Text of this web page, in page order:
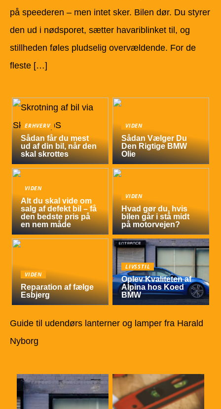
på speederen – men intet sker. Bilen dør. Du styrer
den ud i nødsporet, sætter havariblinket til, og
stillheden føles pludselig overvældende. For de
fleste […]
ERHVERV
Sådan får du mest
ud af din bil, når den
skal skrottes
VIDEN
Sådan Vælger Du
Den Rigtige BMW
Olie
VIDEN
Alt du skal vide om
salg af defekt bil – få
den bedste pris på
en nem måde
VIDEN
Hvad gør du, hvis
bilen går i stå midt
på motorvejen?
VIDEN
Reparation af fælge
Esbjerg
LIVSSTIL
Oplev Kvaliteten af
Alpina hos Koed
BMW
Guide til udendørs lanterner og lamper fra Harald
Nyborg